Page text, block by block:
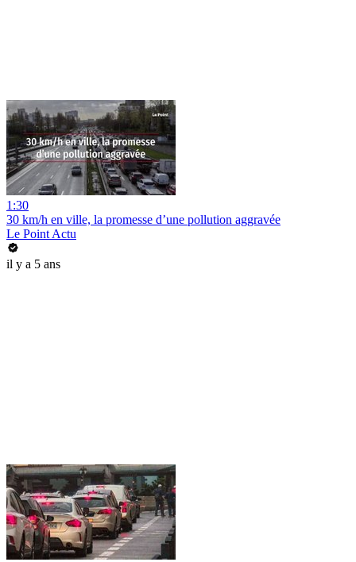
1:30
30 km/h en ville, la promesse d’une pollution aggravée
Le Point Actu
il y a 5 ans